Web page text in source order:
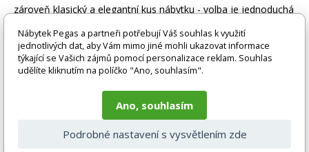
zároveň klasický a elegantní kus nábytku - volba je jednoduchá
- rohová pohovka Kairos bude odpovědí na všechny vaše
požadavky a očekávání.
Zboží je dodáváno bez doplňků a dekorací (např. textilních
doplňků, spotřebičů, baterie, matrací atd.), nejsou tedy v ceně.
Pokud není uvedeno jinak. Většinou je zboží dodáváno v
demontovaném stavu, dle charakteru zboží. Fotografie mohou
být i ilustrační a barva produktu nemusí odpovídat skutečnosti
vlivem nastavení monitoru a převodem do el. podoby. V
Nábytek Pegas a partneři potřebují Váš souhlas k využití
jednotlivých dat, aby Vám mimo jiné mohli ukazovat informace
týkající se Vašich zájmů pomocí personalizace reklam. Souhlas
udělíte kliknutím na políčko "Ano, souhlasím".
Ano, souhlasím
Podrobné nastavení s vysvětlením zde